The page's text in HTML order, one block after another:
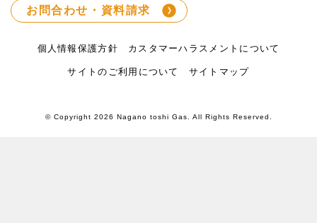
お問合わせ・資料請求
個人情報保護方針 カスタマーハラスメントについて
サイトのご利用について サイトマップ
© Copyright 2026 Nagano toshi Gas. All Rights Reserved.